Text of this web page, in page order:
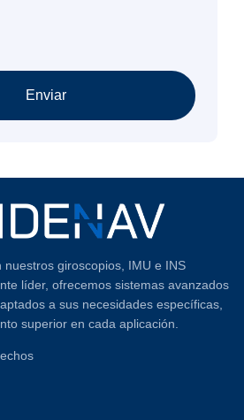
Enviar
giroscopios, IMU e INS
líder, ofrecemos sistemas avanzados
a sus necesidades específicas,
superior en cada aplicación.